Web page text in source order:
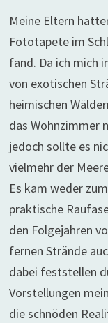
Meine Eltern
Fototapete im
fand. Da ich mich
von exotischen
heimischen
das Wohnzimmer
jedoch sollte es
vielmehr der
Es kam weder
praktische
den Folgejahren
fernen Strände
dabei feststellen
Vorstellungen
die schnöden